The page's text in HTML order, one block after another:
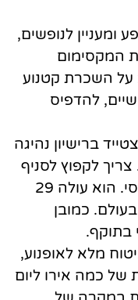
ומעניין לנופשים,
המקסימום
על השכרת קטנוע
להדפיס
ברישיון נהיגה
צריך לקפוץ לסניף
הדואר הקרוב או לסניף ממסי. הוא עולה 29
מדינות בעולם. כמובן
בתוקף.
מלא לאופנוע,
של כמה אירו ליום